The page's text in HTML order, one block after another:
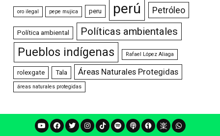
oro ilegal pepe mujica peru perú Petróleo
Política ambiental Políticas ambientales
Pueblos indígenas Rafael López Aliaga
rolexgate Tala Áreas Naturales Protegidas
áreas naturales protegidas